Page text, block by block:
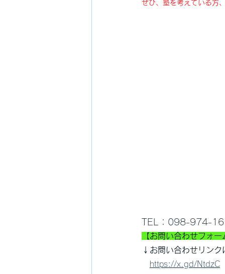
ぜひ、塾を考えている方
TEL：098-974-
【お問い合わせフォー
↓お問い合わせリン
https://x.gd/NtdzC